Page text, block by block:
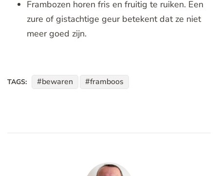
Frambozen horen fris en fruitig te ruiken. Een
zure of gistachtige geur betekent dat ze niet
meer goed zijn.
TAGS: bewaren framboos